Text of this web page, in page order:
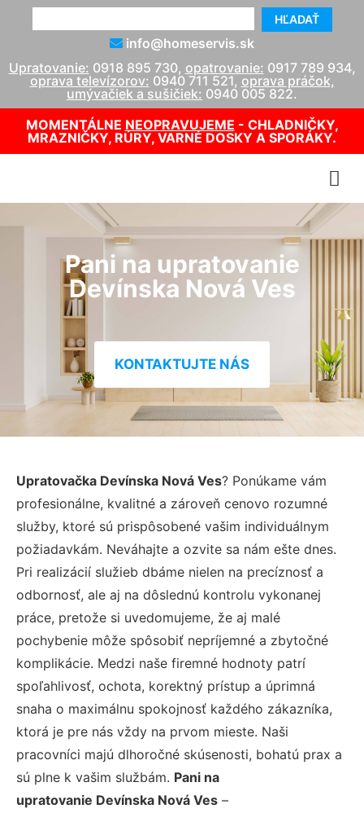
HĽADAŤ
info@homeservis.sk
Upratovanie: 0918 895 730, opatrovanie: 0917 789 934,
oprava televízorov: 0940 711 521, oprava práčok,
umývačiek a sušičiek: 0940 005 822.
MOMENTÁLNE NEOPRAVUJEME - CHLADNIČKY,
MRAZNIČKY, RÚRY, VARNÉ DOSKY A SPORÁKY.
Pani na upratovanie
Devínska Nová Ves
KONTAKTUJTE NÁS
Upratovačka Devínska Nová Ves? Ponúkame vám
profesionálne, kvalitné a zároveň cenovo rozumné
služby, ktoré sú prispôsobené vašim individuálnym
požiadavkám. Neváhajte a ozvite sa nám ešte dnes.
Pri realizácií služieb dbáme nielen na precíznosť a
odbornosť, ale aj na dôslednú kontrolu vykonanej
práce, pretože si uvedomujeme, že aj malé
pochybenie môže spôsobiť nepríjemné a zbytočné
komplikácie. Medzi naše firemné hodnoty patrí
spoľahlivosť, ochota, korektný prístup a úprimná
snaha o maximálnu spokojnosť každého zákazníka,
ktorá je pre nás vždy na prvom mieste. Naši
pracovníci majú dlhoročné skúsenosti, bohatú prax a
sú plne k vašim službám. Pani na
upratovanie Devínska Nová Ves –